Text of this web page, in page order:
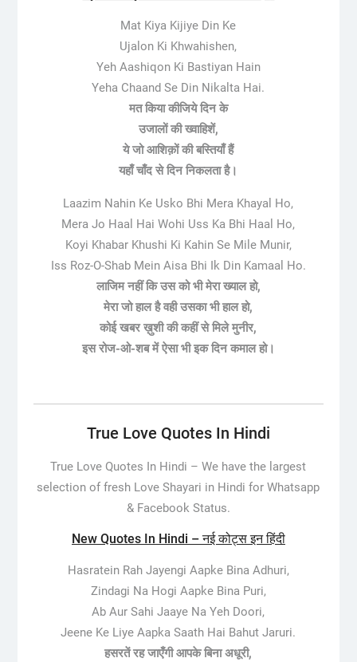
Mat Kiya Kijiye Din Ke
Ujalon Ki Khwahishen,
Yeh Aashiqon Ki Bastiyan Hain
Yeha Chaand Se Din Nikalta Hai.
मत किया कीजिये दिन के
उजालों की ख्वाहिशें,
ये जो आशिक़ों की बस्तियाँ हैं
यहाँ चाँद से दिन निकलता है।
Laazim Nahin Ke Usko Bhi Mera Khayal Ho,
Mera Jo Haal Hai Wohi Uss Ka Bhi Haal Ho,
Koyi Khabar Khushi Ki Kahin Se Mile Munir,
Iss Roz-O-Shab Mein Aisa Bhi Ik Din Kamaal Ho.
लाजिम नहीं कि उस को भी मेरा ख्याल हो,
मेरा जो हाल है वही उसका भी हाल हो,
कोई खबर ख़ुशी की कहीं से मिले मुनीर,
इस रोज-ओ-शब में ऐसा भी इक दिन कमाल हो।
True Love Quotes In Hindi
True Love Quotes In Hindi –We have the largest
selection of fresh Love Shayari in Hindi for Whatsapp
& Facebook Status.
New Quotes In Hindi – नई कोट्स इन हिंदी
Hasratein Rah Jayengi Aapke Bina Adhuri,
Zindagi Na Hogi Aapke Bina Puri,
Ab Aur Sahi Jaaye Na Yeh Doori,
Jeene Ke Liye Aapka Saath Hai Bahut Jaruri.
हसरतें रह जाएँगी आपके बिना अधूरी,